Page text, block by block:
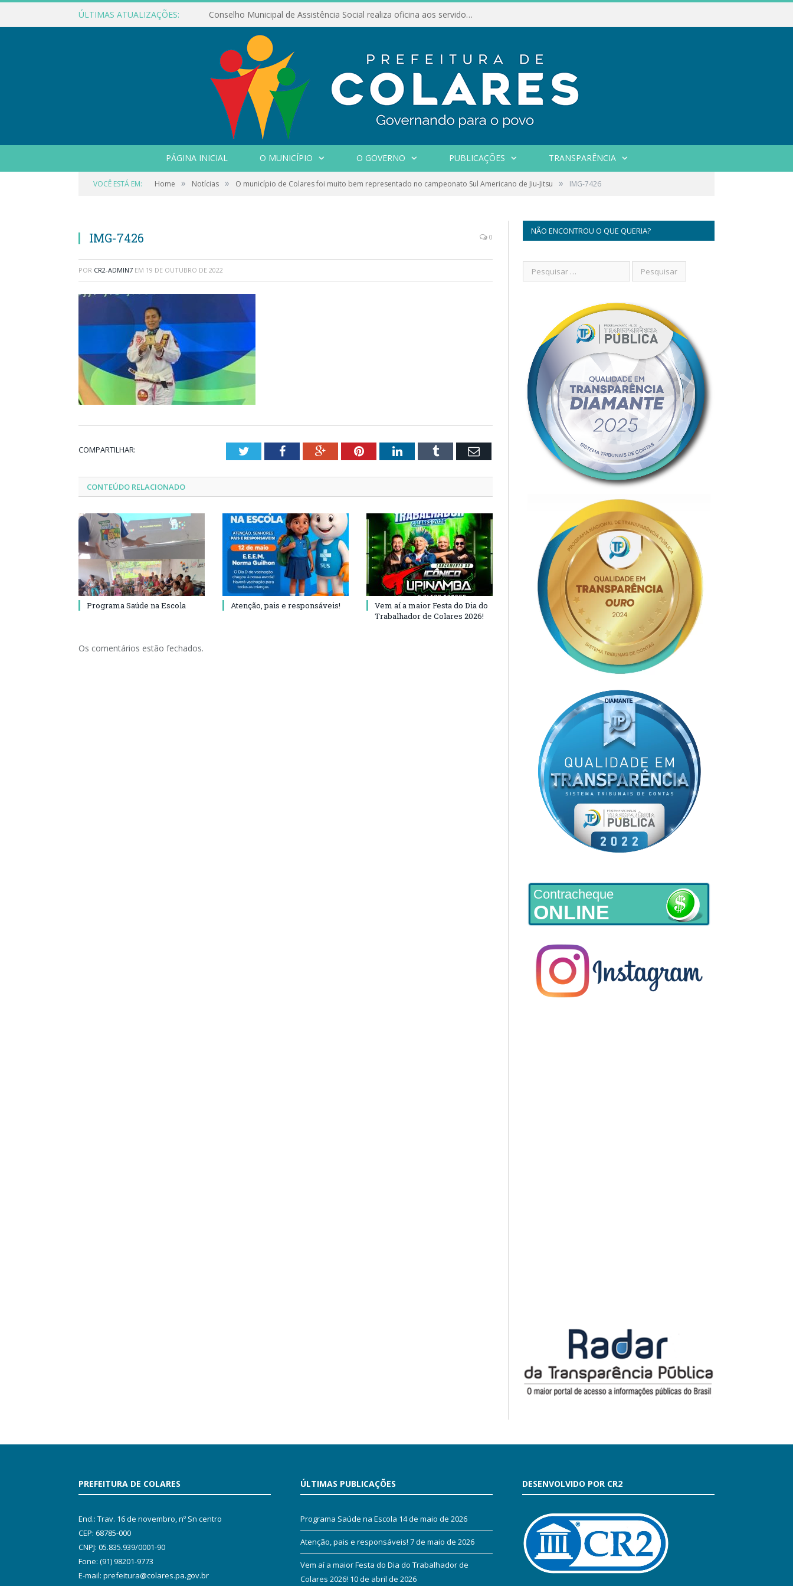
ÚLTIMAS ATUALIZAÇÕES: Conselho Municipal de Assistência Social realiza oficina aos servidores
PÁGINA INICIAL O MUNICÍPIO O GOVERNO PUBLICAÇÕES TRANSPARÊNCIA
VOCÊ ESTÁ EM: Home » Notícias » O município de Colares foi muito bem representado no campeonato Sul Americano de Jiu-Jitsu » IMG-7426
IMG-7426 0
POR CR2-ADMIN7 EM 19 DE OUTUBRO DE 2022
COMPARTILHAR: TwitterFacebookGoogle+PinterestLinkedInTumblr Email
CONTEÚDO RELACIONADO
Programa Saúde na Escola Atenção, pais e responsáveis!
Vem aí a maior Festa do Dia do
Trabalhador de Colares 2026!
Os comentários estão fechados.
NÃO ENCONTROU O QUE QUERIA?
Contracheque
ONLINE
PREFEITURA DE COLARES
End.: Trav. 16 de novembro, nº Sn centro
CEP: 68785-000
CNPJ: 05.835.939/0001-90
Fone: (91) 98201-9773
E-mail: prefeitura@colares.pa.gov.br
ÚLTIMAS PUBLICAÇÕES
Programa Saúde na Escola 14 de maio de 2026
Atenção, pais e responsáveis! 7 de maio de 2026
Vem aí a maior Festa do Dia do Trabalhador de
Colares 2026! 10 de abril de 2026
DESENVOLVIDO POR CR2